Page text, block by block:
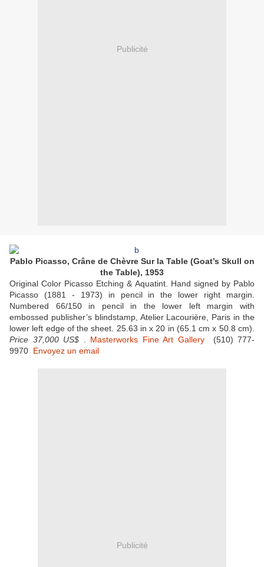
Publicité
Pablo Picasso, Crâne de Chèvre Sur la Table (Goat’s Skull on
the Table), 1953
Original Color Picasso Etching & Aquatint. Hand signed by Pablo
Picasso (1881 - 1973) in pencil in the lower right margin.
Numbered 66/150 in pencil in the lower left margin with
embossed publisher’s blindstamp, Atelier Lacourière, Paris in the
lower left edge of the sheet. 25.63 in x 20 in (65.1 cm x 50.8 cm).
Price 37,000 US$
Masterworks Fine Art Gallery
(510) 777-
9970 Envoyez un email
Publicité